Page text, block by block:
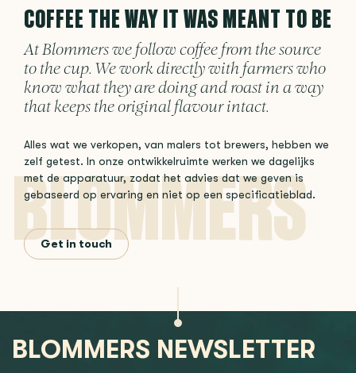
COFFEE THE WAY IT WAS MEANT TO BE
At Blommers we follow coffee from the source
to the cup. We work directly with farmers who
know what they are doing and roast in a way
that keeps the original flavour intact.
Alles wat we verkopen, van malers tot brewers, hebben we
zelf getest. In onze ontwikkelruimte werken we dagelijks
met de apparatuur, zodat het advies dat we geven is
gebaseerd op ervaring en niet op een specificatieblad.
Get in touch
BLOMMERS NEWSLETTER